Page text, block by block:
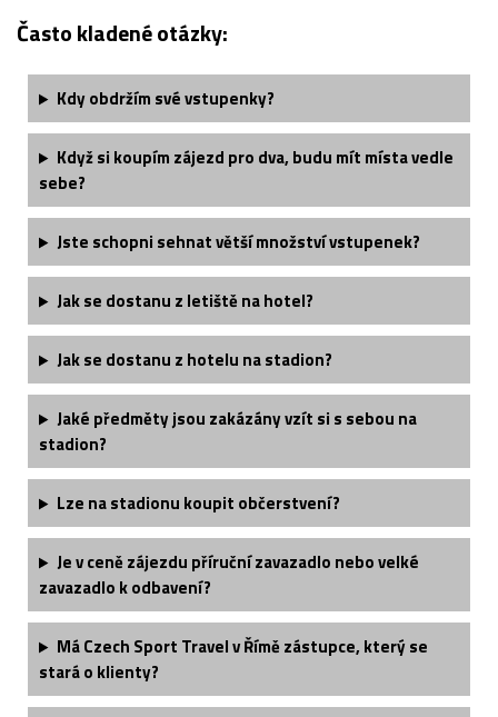
Často kladené otázky:
Kdy obdržím své vstupenky?
Když si koupím zájezd pro dva, budu mít místa vedle
sebe?
Jste schopni sehnat větší množství vstupenek?
Jak se dostanu z letiště na hotel?
Jak se dostanu z hotelu na stadion?
Jaké předměty jsou zakázány vzít si s sebou na
stadion?
Lze na stadionu koupit občerstvení?
Je v ceně zájezdu příruční zavazadlo nebo velké
zavazadlo k odbavení?
Má Czech Sport Travel v Římě zástupce, který se
stará o klienty?